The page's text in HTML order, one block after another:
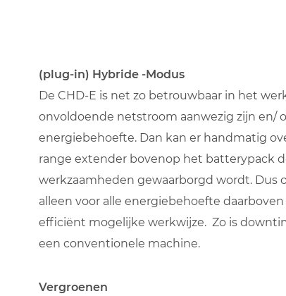
(plug-in) Hybride -Modus
De CHD-E is net zo betrouwbaar in het
onvoldoende netstroom aanwezig zijn en/
energiebehoefte. Dan kan er handmatig
range extender bovenop het batterypack
werkzaamheden gewaarborgd wordt. Dus
alleen voor alle energiebehoefte
efficiënt mogelijke werkwijze. Zo is
een conventionele machine.
Vergroenen